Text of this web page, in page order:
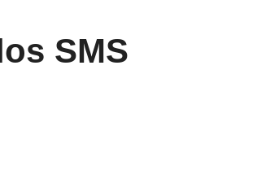
SMS